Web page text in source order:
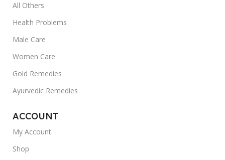
All Others
Health Problems
Male Care
Women Care
Gold Remedies
Ayurvedic Remedies
ACCOUNT
My Account
Shop